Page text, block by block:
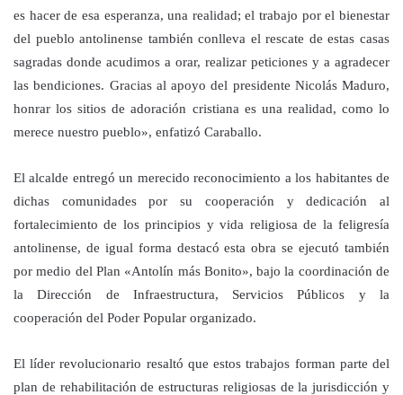
es hacer de esa esperanza, una realidad; el trabajo por el bienestar
del pueblo antolinense también conlleva el rescate de estas casas
sagradas donde acudimos a orar, realizar peticiones y a agradecer
las bendiciones. Gracias al apoyo del presidente Nicolás Maduro,
honrar los sitios de adoración cristiana es una realidad, como lo
merece nuestro pueblo», enfatizó Caraballo.
El alcalde entregó un merecido reconocimiento a los habitantes de
dichas comunidades por su cooperación y dedicación al
fortalecimiento de los principios y vida religiosa de la feligresía
antolinense, de igual forma destacó esta obra se ejecutó también
por medio del Plan «Antolín más Bonito», bajo la coordinación de
la Dirección de Infraestructura, Servicios Públicos y la
cooperación del Poder Popular organizado.
El líder revolucionario resaltó que estos trabajos forman parte del
plan de rehabilitación de estructuras religiosas de la jurisdicción y